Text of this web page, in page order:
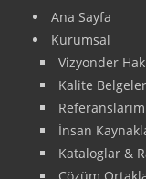
Ana Sayfa
Kurumsal
Vizyonder
Kalite
İnsan
Kataloglar &